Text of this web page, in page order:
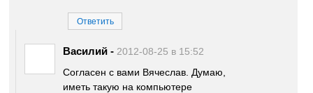
Ответить
Василий - 2012-08-25 в 15:52
Согласен с вами Вячеслав. Думаю,
иметь такую на компьютере